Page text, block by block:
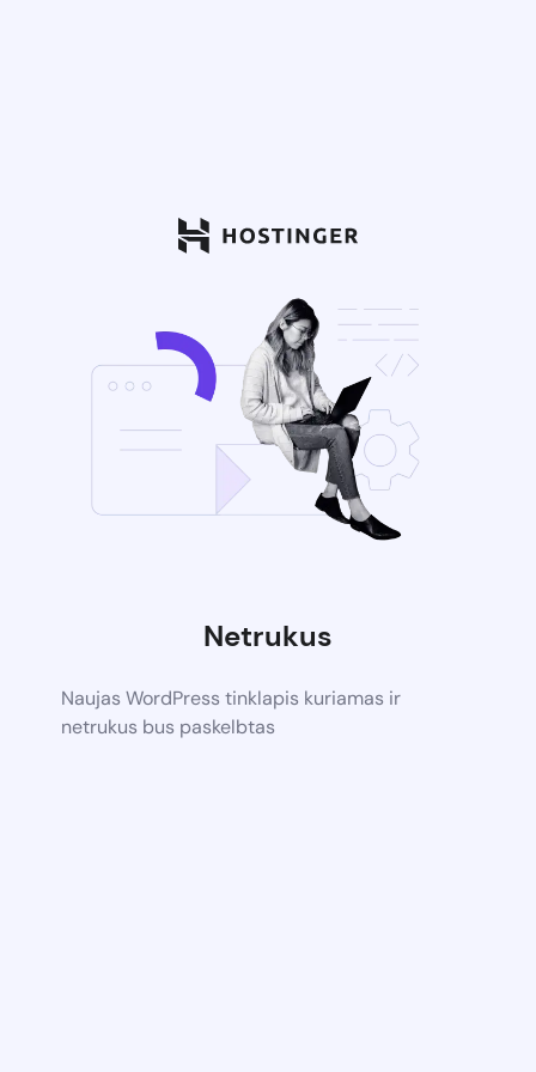
Netrukus
Naujas WordPress tinklapis kuriamas ir
netrukus bus paskelbtas